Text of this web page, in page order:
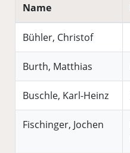
Name
Bühler, Christof
Burth, Matthias
Buschle, Karl-Heinz
Fischinger, Jochen